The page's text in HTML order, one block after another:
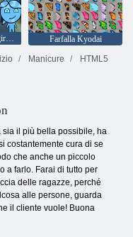
Fireboy and Watergirl 4: Tempio di Cristallo
Farfalla Kyodai
Manicure HTML5
sia il più bella possibile, ha
costantemente cura di se
che anche un piccolo
a farlo. Farai di tutto per
delle ragazze, perché
alle persone, guarda
il cliente vuole! Buona